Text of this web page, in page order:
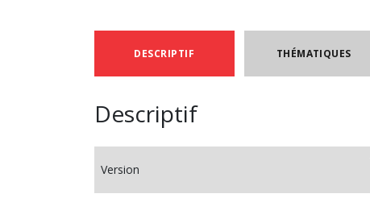
DESCRIPTIF THÉMATIQUES
Descriptif
Version